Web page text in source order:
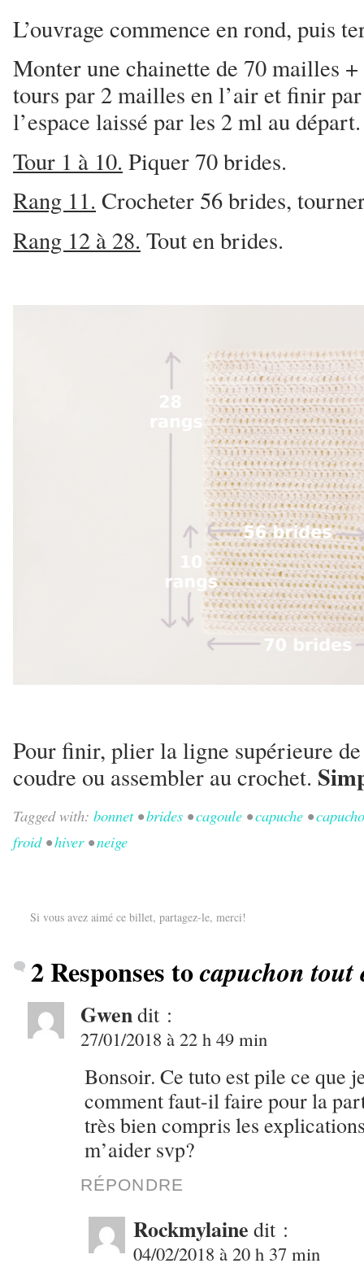
L’ouvrage commence en rond, puis
Monter une chainette de 70 mailles
tours par 2 mailles en l’air et finir
l’espace laissé par les 2 ml au départ.
Tour 1 à 10. Piquer 70 brides.
Rang 11. Crocheter 56 brides,
Rang 12 à 28. Tout en brides.
Pour finir, plier la ligne supérieure de
coudre ou assembler au crochet.
Tagged with: bonnet•brides •cagoule •capuche •
froid•hiver•neige
Si vous avez aimé ce billet, partagez-le, merci!
2 Responses tocapuchon tout
Gwendit :
27/01/2018 à 22 h 49 min
Bonsoir. Ce tuto est pile ce que
comment faut-il faire pour la
très bien compris les
m’aider svp?
RÉPONDRE
Rockmylaine dit :
04/02/2018 à 20 h 37 min